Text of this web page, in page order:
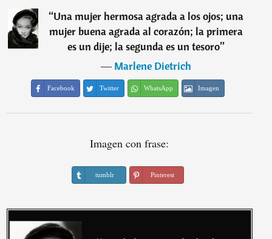
“Una mujer hermosa agrada a los ojos; una
mujer buena agrada al corazón; la primera
es un dije; la segunda es un tesoro”
―Marlene Dietrich
Facebook Twitter WhatsApp Imagen
Imagen con frase:
tumblr Pinterest